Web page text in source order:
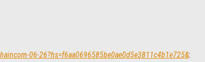
06-26?hs=f6aa0696585be0ae0d5e3811c4b1e725&: